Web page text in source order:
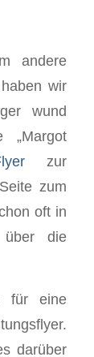
andere
wir
wund
„Margot
zur
zum
oft in
über die
für eine
darüber